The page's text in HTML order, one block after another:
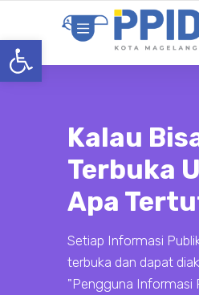
Open toolbar
Kalau
Terbuka
Apa
Setiap Informasi
terbuka dan dapat
"Pengguna Informasi